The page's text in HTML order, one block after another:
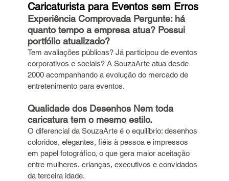
Caricaturista para Eventos sem Erros
Experiência Comprovada Pergunte: há
quanto tempo a empresa atua? Possui
portfólio atualizado?
Tem avaliações públicas? Já participou de eventos
corporativos e sociais? A SouzaArte atua desde
2000 acompanhando a evolução do mercado de
entretenimento para eventos.
Qualidade dos Desenhos Nem toda
caricatura tem o mesmo estilo.
O diferencial da SouzaArte é o equilíbrio: desenhos
coloridos, elegantes, fiéis à pessoa e impressos
em papel fotográfico, o que gera maior aceitação
entre mulheres, crianças, executivos e convidados
da terceira idade.